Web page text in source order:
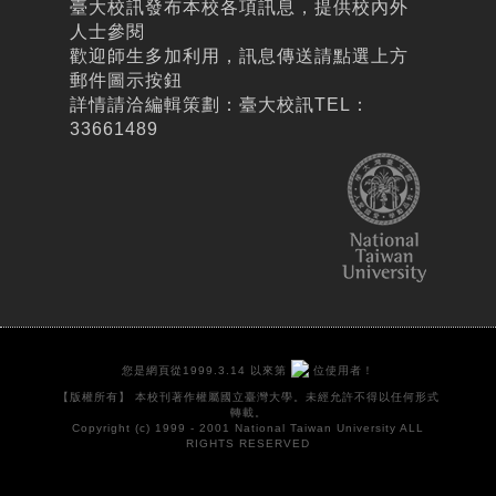
臺大校訊發布本校各項訊息，提供校內外
人士參閱
歡迎師生多加利用，訊息傳送請點選上方
郵件圖示按鈕
詳情請洽編輯策劃：臺大校訊TEL：
33661489
您是網頁從1999.3.14 以來第 位使用者！
【版權所有】 本校刊著作權屬國立臺灣大學。未經允許不得以任何形式
轉載。
Copyright (c) 1999 - 2001 National Taiwan University ALL
RIGHTS RESERVED